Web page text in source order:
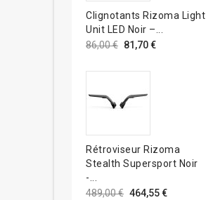
Clignotants Rizoma Light
Unit LED Noir –...
86,00 € 81,70 €
Rétroviseur Rizoma
Stealth Supersport Noir
-...
489,00 € 464,55 €